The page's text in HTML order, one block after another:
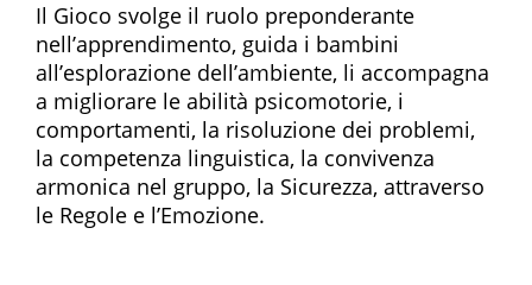
Il Gioco svolge il ruolo preponderante
nell’apprendimento, guida i bambini
all’esplorazione dell’ambiente, li accompagna
a migliorare le abilità psicomotorie, i
comportamenti, la risoluzione dei problemi,
la competenza linguistica, la convivenza
armonica nel gruppo, la Sicurezza, attraverso
le Regole e l’Emozione.